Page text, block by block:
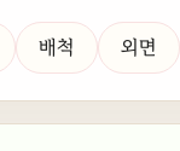
배척 외면